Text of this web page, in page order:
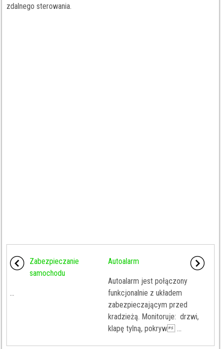
zdalnego sterowania.
Zabezpieczanie
samochodu
...
Autoalarm
Autoalarm jest połączony
funkcjonalnie z układem
zabezpieczającym przed
kradzieżą. Monitoruje: drzwi,
klapę tylną, pokryw ...